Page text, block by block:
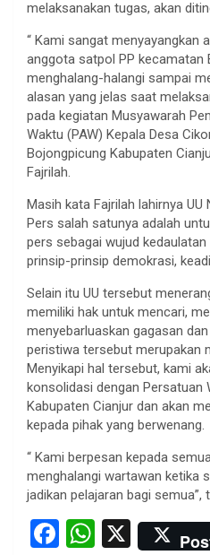
melaksanakan tugas, akan
“ Kami sangat menyayangkan
anggota satpol PP kecamatan
menghalang-halangi sampai
alasan yang jelas saat
pada kegiatan Musyawarah
Waktu (PAW) Kepala Desa
Bojongpicung Kabupaten
Fajrilah.
Masih kata Fajrilah lahirnya UU
Pers salah satunya adalah
pers sebagai wujud
prinsip-prinsip demokrasi,
Selain itu UU tersebut
memiliki hak untuk mencari,
menyebarluaskan gagasan
peristiwa tersebut merupakan
Menyikapi hal tersebut, kami
konsolidasi dengan Persatuan
Kabupaten Cianjur dan akan
kepada pihak yang berwenang.
“ Kami berpesan kepada
menghalangi wartawan ketika
jadikan pelajaran bagi semua”,
F
W X